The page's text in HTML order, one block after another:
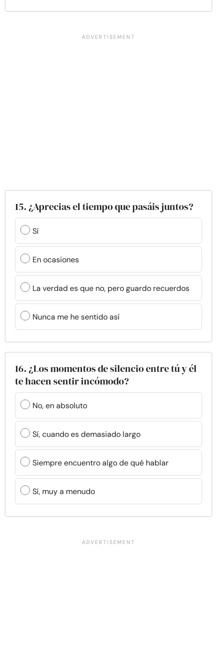
15. ¿Aprecias el tiempo que pasáis juntos?
Sí
En ocasiones
La verdad es que no, pero guardo recuerdos
Nunca me he sentido así
16. ¿Los momentos de silencio entre tú y él
te hacen sentir incómodo?
No, en absoluto
Sí, cuando es demasiado largo
Siempre encuentro algo de qué hablar
Sí, muy a menudo